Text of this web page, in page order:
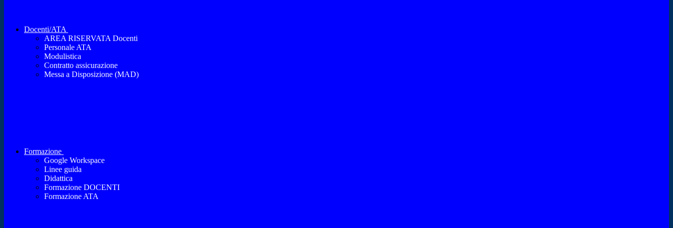
Docenti/ATA
AREA RISERVATA Docenti
Personale ATA
Modulistica
Contratto assicurazione
Messa a Disposizione (MAD)
Formazione
Google Workspace
Linee guida
Didattica
Formazione DOCENTI
Formazione ATA